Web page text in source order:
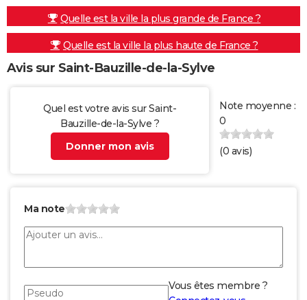
Quelle est la ville la plus grande de France ?
Quelle est la ville la plus haute de France ?
Avis sur Saint-Bauzille-de-la-Sylve
Quel est votre avis sur Saint-
Bauzille-de-la-Sylve ?
Donner mon avis
Note moyenne :
0
(0 avis)
Ma note
Vous êtes membre ?